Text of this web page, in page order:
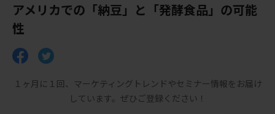
アメリカでの「納豆」と「発酵食品」の可能
性
１ヶ月に１回、マーケティングトレンドやセミナー情報をお届け
しています。 ぜひご登録ください！